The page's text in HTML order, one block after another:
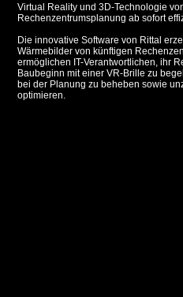
Virtual Reality und 3D-Technologie
Rechenzentrumsplanung ab sofort
Die innovative Software von Rittal
Wärmebilder von künftigen
ermöglichen IT-Verantwortlichen, ihr
Baubeginn mit einer VR-Brille zu
bei der Planung zu beheben sowie
optimieren.